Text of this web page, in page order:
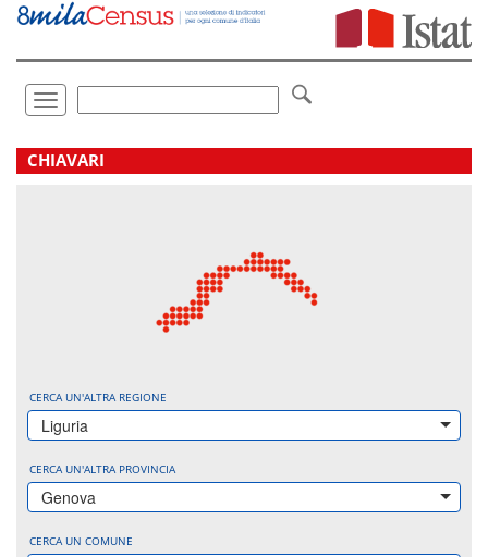
Vai
direttamente
Toggle
navigation
.
CHIAVARI
CERCA UN'ALTRA REGIONE
Liguria
CERCA UN'ALTRA PROVINCIA
Genova
CERCA UN COMUNE